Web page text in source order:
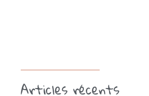
Articles récents